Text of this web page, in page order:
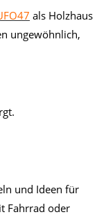
als Holzhaus
ungewöhnlich,
und Ideen für
Fahrrad oder